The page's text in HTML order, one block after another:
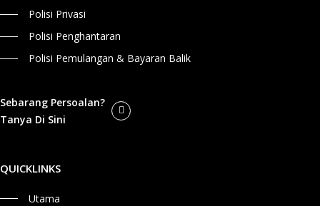
Polisi Privasi
Polisi Penghantaran
Polisi Pemulangan & Bayaran Balik
Sebarang Persoalan?
Tanya Di Sini
QUICKLINKS
Utama